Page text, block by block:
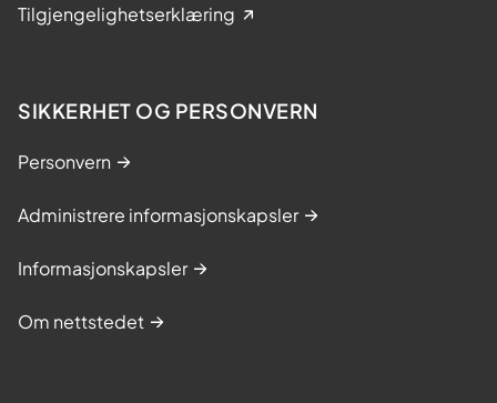
Tilgjengelighetserklæring
SIKKERHET OG PERSONVERN
Personvern
Administrere informasjonskapsler
Informasjonskapsler
Om nettstedet